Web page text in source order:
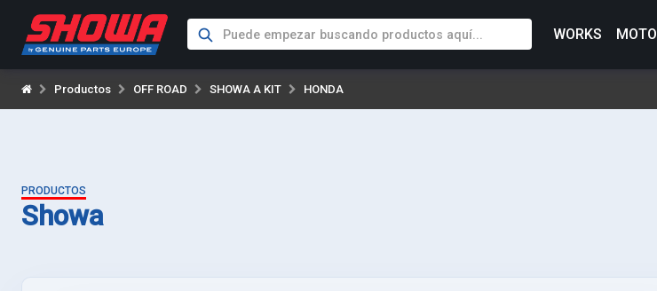
WORKS MOTO
Productos OFF ROAD SHOWA A KIT HONDA
PRODUCTOS
Showa